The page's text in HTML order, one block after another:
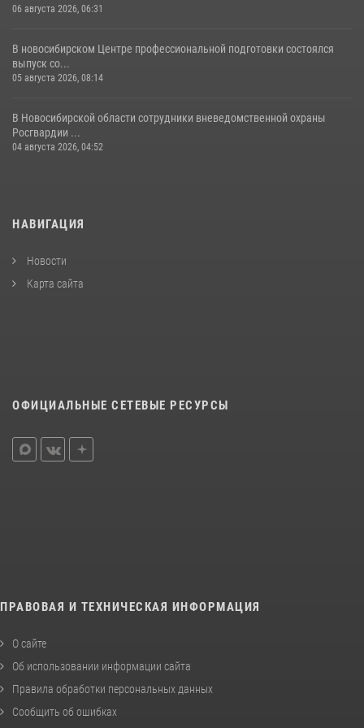
06 августа 2026, 06:31
В новосибирском Центре профессиональной подготовки состоялся
выпуск со...
05 августа 2026, 08:14
В Новосибирской области сотрудники вневедомственной охраны
Росгвардии ...
04 августа 2026, 04:52
НАВИГАЦИЯ
Новости
Карта сайта
ОФИЦИАЛЬНЫЕ СЕТЕВЫЕ РЕСУРСЫ
ПРАВОВАЯ И ТЕХНИЧЕСКАЯ ИНФОРМАЦИЯ
О сайте
Об использовании информации сайта
Правила обработки персональных данных
Сообщить об ошибках